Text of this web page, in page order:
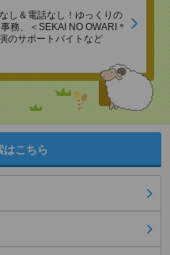
し＆電話なし！ゆっくりの
務、＜SEKAI NO OWARI＊
のサポートバイトなど
はこちら